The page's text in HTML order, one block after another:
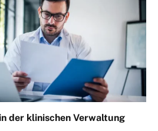
der klinischen Verwaltung